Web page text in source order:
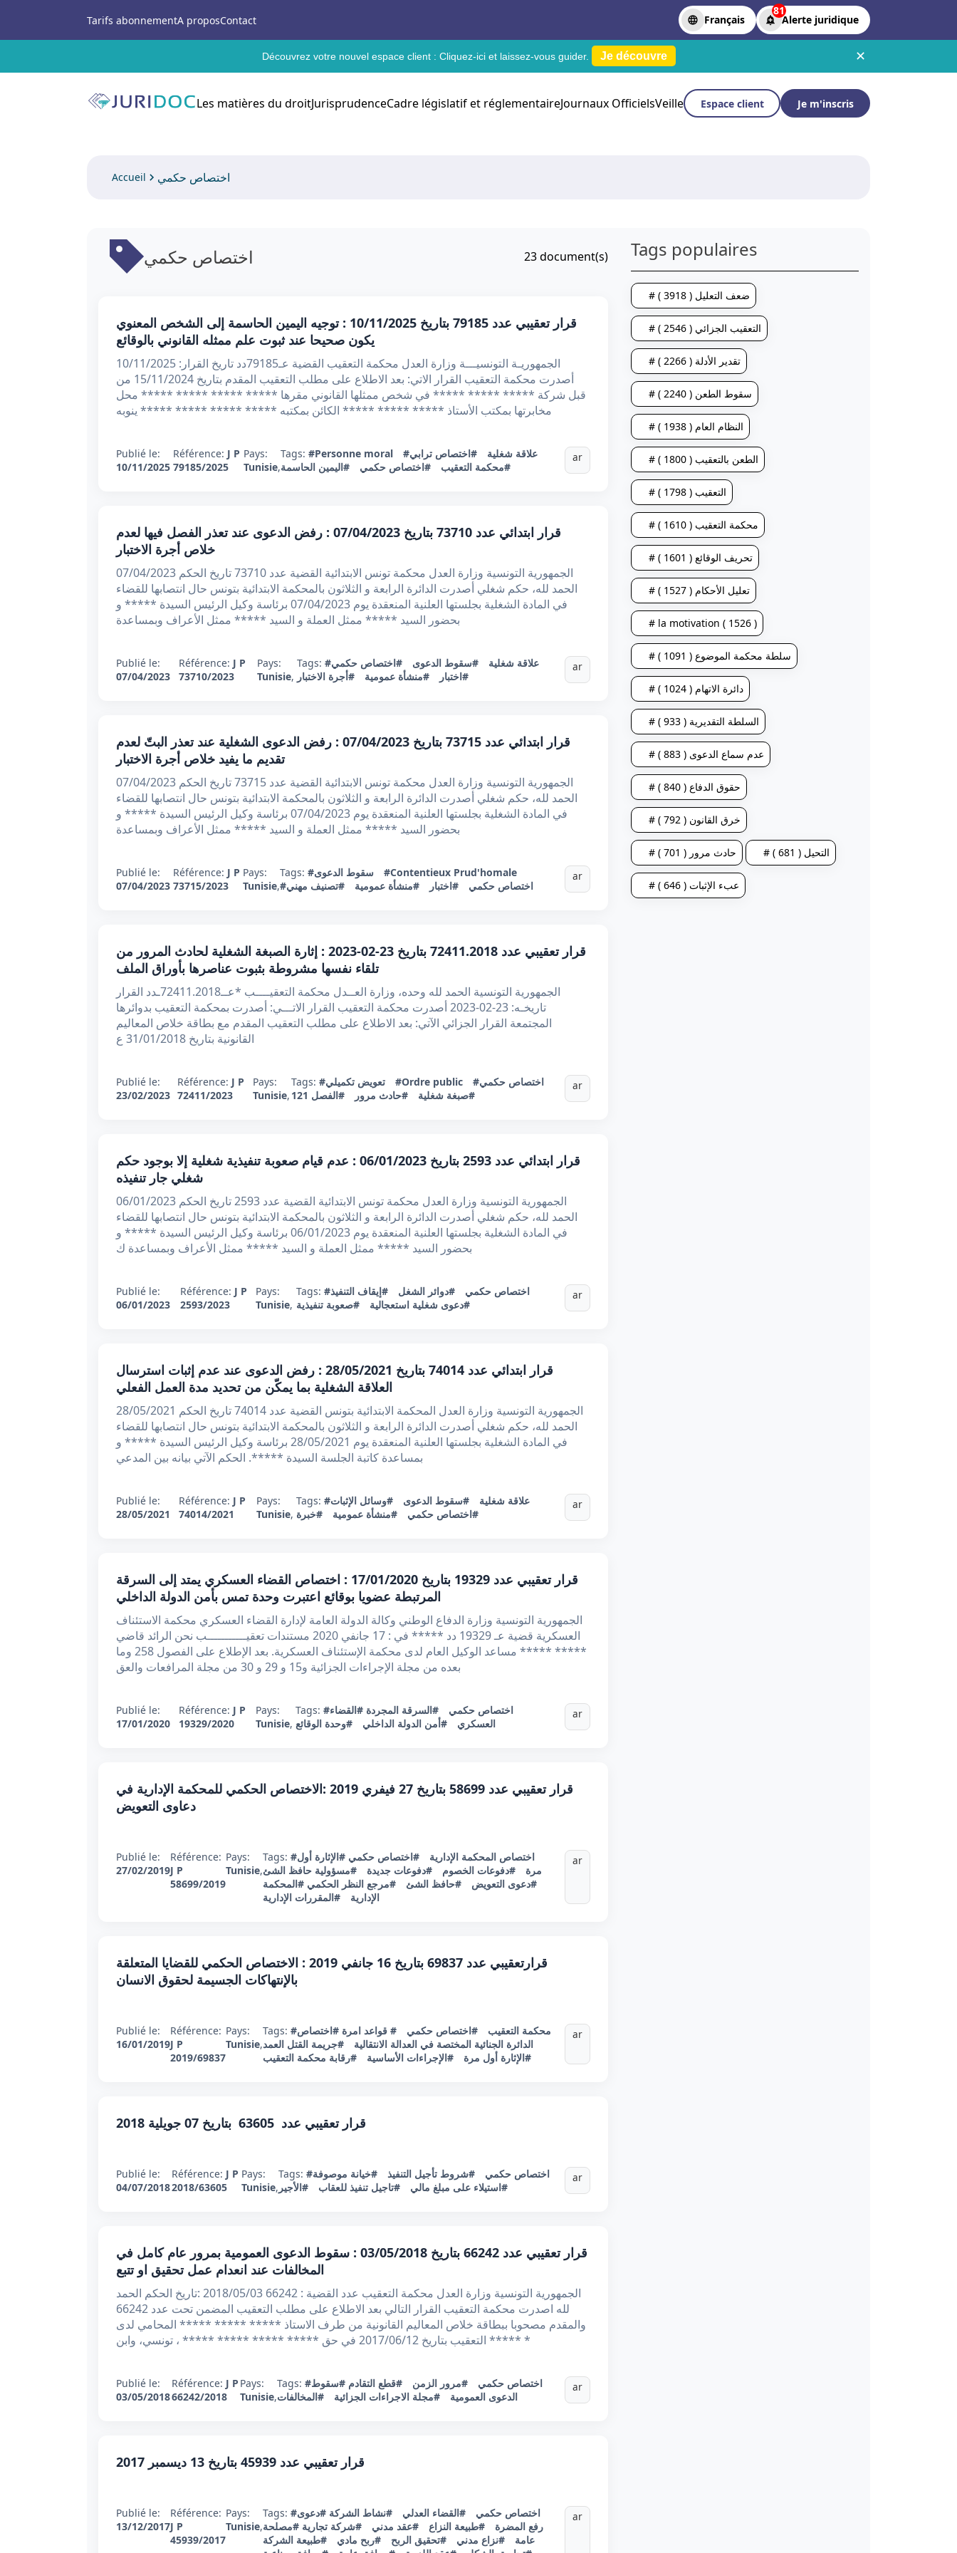
Tarifs abonnementA proposContact Français
81
Alerte juridique
Découvrez votre nouvel espace client : Cliquez-ici et laissez-vous guider. Je découvre ✕
Les matières du droitJurisprudenceCadre législatif et réglementaireJournaux OfficielsVeille Espace client Je m'inscris
Accueil اختصاص حكمي
اختصاص حكمي 23document(s)
قرار تعقيبي عدد 79185 بتاريخ 10/11/2025 : توجيه اليمين الحاسمة إلى الشخص المعنوي
يكون صحيحا عند ثبوت علم ممثله القانوني بالوقائع
الجمهوريـة التونسيـــة وزارة العدل محكمة التعقيب القضية عـ79185دد تاريخ القرار: 10/11/2025
أصدرت محكمة التعقيب القرار الاتي: بعد الاطلاع على مطلب التعقيب المقدم بتاريخ 15/11/2024 من
قبل شركة ***** ***** ***** في شخص ممثلها القانوني مقرها ***** ***** ***** ***** محل
مخابرتها بمكتب الأستاذ ***** ***** ***** الكائن بمكتبه ***** ***** ***** ***** ينوبه
Publié le:
10/11/2025
Référence: J P
79185/2025
Pays:
Tunisie,
Tags:#Personne moral #علاقة شغلية
#اختصاص ترابي
#محكمة التعقيب
#اختصاص حكمي #اليمين الحاسمة
ar
قرار ابتدائي عدد 73710 بتاريخ 07/04/2023 : رفض الدعوى عند تعذر الفصل فيها لعدم
خلاص أجرة الاختبار
الجمهورية التونسية وزارة العدل محكمة تونس الابتدائية القضية عدد 73710 تاريخ الحكم 07/04/2023
الحمد لله، حكم شغلي أصدرت الدائرة الرابعة و الثلاثون بالمحكمة الابتدائية بتونس حال انتصابها للقضاء
في المادة الشغلية بجلستها العلنية المنعقدة يوم 07/04/2023 برئاسة وكيل الرئيس السيدة ***** و
بحضور السيد ***** ممثل العملة و السيد ***** ممثل الأعراف وبمساعدة
Publié le:
07/04/2023
Référence: J P
73710/2023
Pays:
Tunisie,
Tags: #علاقة شغلية #سقوط الدعوى
#اختصاص حكمي
#اختبار
#منشأة عمومية #أجرة الاختبار
ar
قرار ابتدائي عدد 73715 بتاريخ 07/04/2023 : رفض الدعوى الشغلية عند تعذر البتّ لعدم
تقديم ما يفيد خلاص أجرة الاختبار
الجمهورية التونسية وزارة العدل محكمة تونس الابتدائية القضية عدد 73715 تاريخ الحكم 07/04/2023
الحمد لله، حكم شغلي أصدرت الدائرة الرابعة و الثلاثون بالمحكمة الابتدائية بتونس حال انتصابها للقضاء
في المادة الشغلية بجلستها العلنية المنعقدة يوم 07/04/2023 برئاسة وكيل الرئيس السيدة ***** و
بحضور السيد ***** ممثل العملة و السيد ***** ممثل الأعراف وبمساعدة
Publié le:
07/04/2023
Référence: J P
73715/2023
Pays:
Tunisie,
Tags: #سقوط الدعوى
#Contentieux Prud'homale
#اختصاص حكمي
#اختبار #منشأة عمومية #تصنيف مهني
ar
قرار تعقيبي عدد 72411.2018 بتاريخ 23-02-2023 : إثارة الصبغة الشغلية لحادث المرور من
تلقاء نفسها مشروطة بثبوت عناصرها بأوراق الملف
الجمهورية التونسية الحمد لله وحده، وزارة العــدل محكمة التعقيــــب *عــ72411.2018ـدد القرار
تاريخـه: 23-02-2023 أصدرت محكمة التعقيب القرار الاتـــي: أصدرت بمحكمة التعقيب بدوائرها
المجتمعة القرار الجزائي الآتي: بعد الاطلاع على مطلب التعقيب المقدم مع بطاقة خلاص المعاليم
القانونية بتاريخ 31/01/2018 ع
Publié le:
23/02/2023
Référence: J P
72411/2023
Pays:
Tunisie,
Tags: #تعويض تكميلي #Ordre public
#اختصاص حكمي
#صبغة شغلية
#حادث مرور #الفصل 121
ar
قرار ابتدائي عدد 2593 بتاريخ 06/01/2023 : عدم قيام صعوبة تنفيذية شغلية إلا بوجود حكم
شغلي جار تنفيذه
الجمهورية التونسية وزارة العدل محكمة تونس الابتدائية القضية عدد 2593 تاريخ الحكم 06/01/2023
الحمد لله، حكم شغلي أصدرت الدائرة الرابعة و الثلاثون بالمحكمة الابتدائية بتونس حال انتصابها للقضاء
في المادة الشغلية بجلستها العلنية المنعقدة يوم 06/01/2023 برئاسة وكيل الرئيس السيدة ***** و
بحضور السيد ***** ممثل العملة و السيد ***** ممثل الأعراف وبمساعدة ك
Publié le:
06/01/2023
Référence: J P
2593/2023
Pays:
Tunisie,
Tags: #اختصاص حكمي #دوائر الشغل
#إيقاف التنفيذ
#دعوى شغلية استعجالية
#صعوبة تنفيذية
ar
قرار ابتدائي عدد 74014 بتاريخ 28/05/2021 : رفض الدعوى عند عدم إثبات استرسال
العلاقة الشغلية بما يمكّن من تحديد مدة العمل الفعلي
الجمهورية التونسية وزارة العدل المحكمة الابتدائية بتونس القضية عدد 74014 تاريخ الحكم 28/05/2021
الحمد لله، حكم شغلي أصدرت الدائرة الرابعة و الثلاثون بالمحكمة الابتدائية بتونس حال انتصابها للقضاء
في المادة الشغلية بجلستها العلنية المنعقدة يوم 28/05/2021 برئاسة وكيل الرئيس السيدة ***** و
بمساعدة كاتبة الجلسة السيدة *****. الحكم الآتي بيانه بين المدعي
Publié le:
28/05/2021
Référence: J P
74014/2021
Pays:
Tunisie,
Tags: #علاقة شغلية #سقوط الدعوى
#وسائل الإثبات
#اختصاص حكمي
#منشأة عمومية #خبرة
ar
قرار تعقيبي عدد 19329 بتاريخ 17/01/2020 : اختصاص القضاء العسكري يمتد إلى السرقة
المرتبطة عضويا بوقائع اعتبرت وحدة تمس بأمن الدولة الداخلي
الجمهورية التونسية وزارة الدفاع الوطني وكالة الدولة العامة لإدارة القضاء العسكري محكمة الاستئناف
العسكرية قضية عـ 19329 دد ***** في : 17 جانفي 2020 مستندات تعقيـــــــــــب نحن الرائد قاضي
***** ***** مساعد الوكيل العام لدى محكمة الإستئناف العسكرية. بعد الإطلاع على الفصول 258 وما
بعده من مجلة الإجراءات الجزائية و15 و 29 و 30 من مجلة المرافعات والعق
Publié le:
17/01/2020
Référence: J P
19329/2020
Pays:
Tunisie,
Tags: #اختصاص حكمي #السرقة المجردة #القضاء
العسكري
#أمن الدولة الداخلي #وحدة الوقائع
ar
قرار تعقيبي عدد 58699 بتاريخ 27 فيفري 2019 :الاختصاص الحكمي للمحكمة الإدارية في
دعاوى التعويض
Publié le:
27/02/2019
Référence:
J P
58699/2019
Pays:
Tunisie,
Tags: #اختصاص المحكمة الإدارية #اختصاص حكمي #الإثارة أول
مرة
#دفوعات الخصوم #دفوعات جديدة
#مسؤولية حافظ الشئ
#دعوى التعويض
#حافظ الشئ #مرجع النظر الحكمي #المحكمة
الإدارية
#المقررات الإدارية
ar
قرارتعقيبي عدد 69837 بتاريخ 16 جانفي 2019 : الاختصاص الحكمي للقضايا المتعلقة
بالإنتهاكات الجسيمة لحقوق الانسان
Publié le:
16/01/2019
Référence:
J P
2019/69837
Pays:
Tunisie,
Tags: #محكمة التعقيب #اختصاص حكمي # قواعد امرة #اختصاص
الدائرة الجنائية المختصة في العدالة الانتقالية
#جريمة القتل العمد
#الإثارة أول مرة
#الإجراءات الأساسية #رقابة محكمة التعقيب
ar
قرار تعقيبي عدد 63605 بتاريخ 07 جويلية 2018
Publié le:
04/07/2018
Référence: J P
2018/63605
Pays:
Tunisie,
Tags: #اختصاص حكمي #شروط تأجيل التنفيذ
#خيانة موصوفة
#استيلاء على مبلغ مالي
#تاجيل تنفيذ للعقاب #الأجير
ar
قرار تعقيبي عدد 66242 بتاريخ 03/05/2018 : سقوط الدعوى العمومية بمرور عام كامل في
المخالفات عند انعدام عمل تحقيق او تتبع
الجمهورية التونسية وزارة العدل محكمة التعقيب عدد القضية : 66242 2018/05/03 :تاريخ الحكم الحمد
لله اصدرت محكمة التعقيب القرار التالي بعد الاطلاع على مطلب التعقيب المضمن تحت عدد 66242
والمقدم مصحوبا ببطاقة خلاص المعاليم القانونية من طرف الاستاذ ***** ***** ***** المحامي لدى
التعقيب بتاريخ 2017/06/12 في حق ***** ***** ***** ***** ، تونسي، وابن ***** *
Publié le:
03/05/2018
Référence: J P
66242/2018
Pays:
Tunisie,
Tags: #اختصاص حكمي #مرور الزمن #قطع التقادم #سقوط
الدعوى العمومية
#مجلة الاجراءات الجزائية #المخالفات
ar
قرار تعقيبي عدد 45939 بتاريخ 13 ديسمبر 2017
Publié le:
13/12/2017
Référence:
J P
45939/2017
Pays:
Tunisie,
Tags: #اختصاص حكمي #القضاء العدلي #نشاط الشركة #دعوى
رفع المضرة
#طبيعة النزاع #عقد مدني #شركة تجارية #مصلحة
عامة
#نزاع مدني #تحقيق الربح #ربح مادي
#طبيعة الشركة
ar
Tags populaires
# ضعف التعليل ( 3918 )
# التعقيب الجزائي ( 2546 )
# تقدير الأدلة ( 2266 )
# سقوط الطعن ( 2240 )
# النظام العام ( 1938 )
# الطعن بالتعقيب ( 1800 )
# التعقيب ( 1798 )
# محكمة التعقيب ( 1610 )
# تحريف الوقائع ( 1601 )
# تعليل الأحكام ( 1527 )
# la motivation ( 1526 )
# سلطة محكمة الموضوع ( 1091 )
# دائرة الاتهام ( 1024 )
# السلطة التقديرية ( 933 )
# عدم سماع الدعوى ( 883 )
# حقوق الدفاع ( 840 )
# خرق القانون ( 792 )
# حادث مرور ( 701 ) # التحيل ( 681 )
# عبء الإثبات ( 646 )